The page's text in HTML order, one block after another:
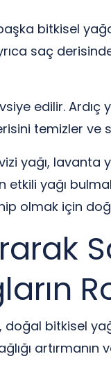
bitkisel
saç
edilir. Ardıç
temizler ve
lavanta
yağı
olmak için
bitkisel
artırmanın